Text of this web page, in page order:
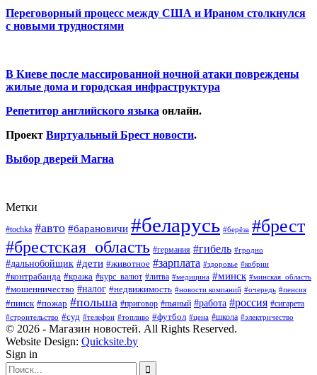
Переговорный процесс между США и Ираном столкнулся
с новыми трудностями
В Киеве после массированной ночной атаки повреждены
жилые дома и городская инфраструктура
Репетитор английского языка онлайн.
Проект Виртуальный Брест новости.
Выбор дверей Магна
Метки
#tochka #авто #барановичи #беларусь #берёза #брест
#брестская_область #германия #гибель #гродно
#дальнобойщик #дети #животное #зарплата #здоровье #кобрин
#контрабанда #кража #курс_валют #литва #медицина #минск #минская_область
#мошенничество #налог #недвижимость #новости компаний #очередь #пенсия
#пинск #пожар #польша #приговор #пьяный #работа #россия #сигарета
#строительство #суд #телефон #топливо #футбол #цена #школа #электричество
© 2026 - Магазин новостей. All Rights Reserved.
Website Design: Quicksite.by
Sign in